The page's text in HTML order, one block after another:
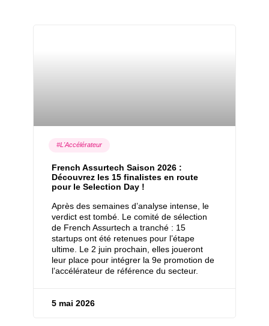
#L'Accélérateur
French Assurtech Saison 2026 :
Découvrez les 15 finalistes en route
pour le Selection Day !
Après des semaines d’analyse intense, le
verdict est tombé. Le comité de sélection
de French Assurtech a tranché : 15
startups ont été retenues pour l’étape
ultime. Le 2 juin prochain, elles joueront
leur place pour intégrer la 9e promotion de
l’accélérateur de référence du secteur.
5 mai 2026